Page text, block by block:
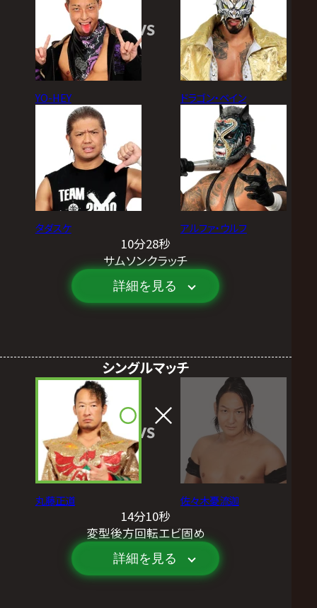
YO-HEY
タダスケ
VS
ドラゴン・ベイン
アルファ・ウルフ
10分28秒
サムソンクラッチ
詳細を見る
シングルマッチ
丸藤正道
VS
佐々木憂流迦
14分10秒
変型後方回転エビ固め
詳細を見る